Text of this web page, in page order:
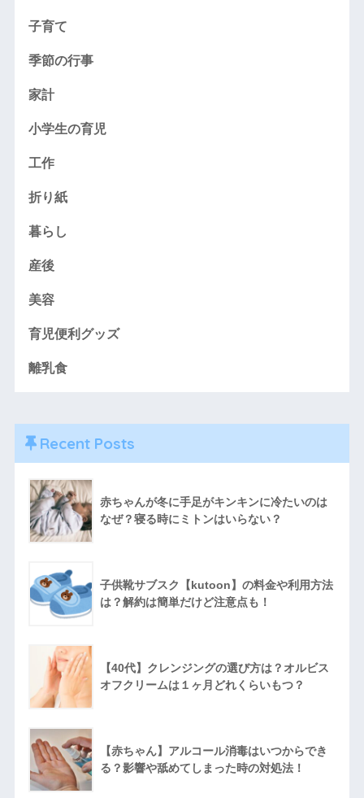
子育て
季節の行事
家計
小学生の育児
工作
折り紙
暮らし
産後
美容
育児便利グッズ
離乳食
Recent Posts
赤ちゃんが冬に手足がキンキンに冷たいのは
なぜ？寝る時にミトンはいらない？
子供靴サブスク【kutoon】の料金や利用方法
は？解約は簡単だけど注意点も！
【40代】クレンジングの選び方は？オルビス
オフクリームは１ヶ月どれくらいもつ？
【赤ちゃん】アルコール消毒はいつからでき
る？影響や舐めてしまった時の対処法！